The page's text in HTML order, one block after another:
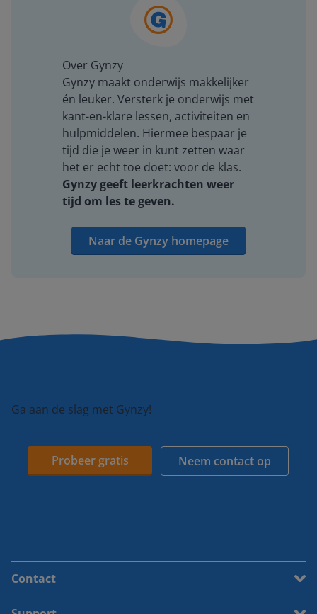
Over Gynzy
Gynzy maakt onderwijs makkelijker
én leuker. Versterk je onderwijs met
kant-en-klare lessen, activiteiten en
hulpmiddelen. Hiermee bespaar je
tijd die je weer in kunt zetten waar
het er echt toe doet: voor de klas.
Gynzy geeft leerkrachten weer
tijd om les te geven.
Naar de Gynzy homepage
Ga aan de slag met Gynzy!
Probeer gratis Neem contact op
Contact